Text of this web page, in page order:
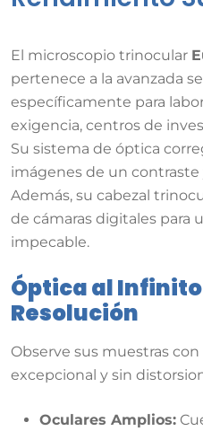
El microscopio trinocular
pertenece a la avanzada
específicamente para
exigencia, centros de
Su sistema de óptica
imágenes de un
Además, su cabezal
de cámaras digitales para
impecable.
Óptica al
Resolución
Observe sus muestras
excepcional y sin
Oculares Amplios: